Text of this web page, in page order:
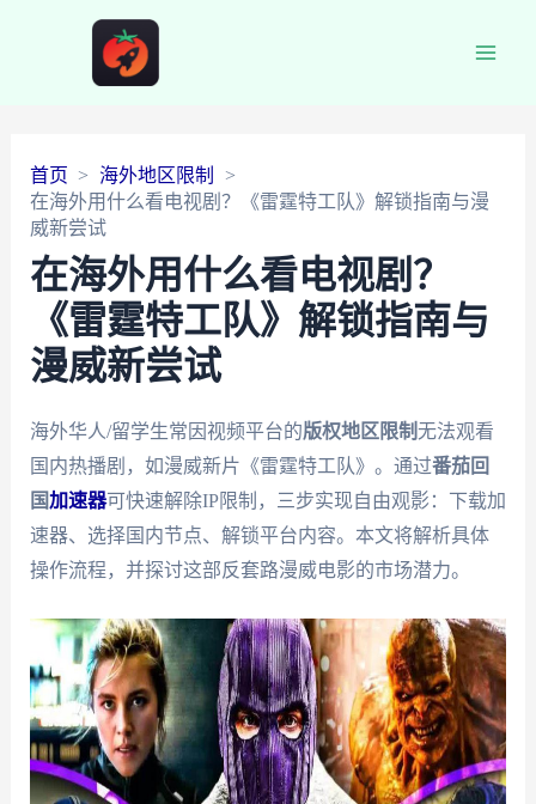
首页
海外地区限制
在海外用什么看电视剧？《雷霆特工队》解锁指南与漫
威新尝试
在海外用什么看电视剧？
《雷霆特工队》解锁指南与
漫威新尝试
海外华人/留学生常因视频平台的版权地区限制无法观看
国内热播剧，如漫威新片《雷霆特工队》。通过番茄回
国加速器可快速解除IP限制，三步实现自由观影：下载加
速器、选择国内节点、解锁平台内容。本文将解析具体
操作流程，并探讨这部反套路漫威电影的市场潜力。